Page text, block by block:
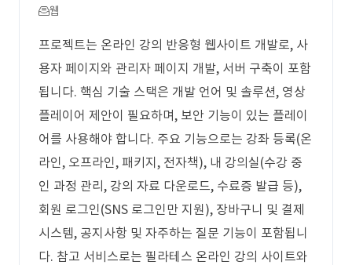
웹
프로젝트는 온라인 강의 반응형 웹사이트 개발로, 사
용자 페이지와 관리자 페이지 개발, 서버 구축이 포함
됩니다. 핵심 기술 스택은 개발 언어 및 솔루션, 영상
플레이어 제안이 필요하며, 보안 기능이 있는 플레이
어를 사용해야 합니다. 주요 기능으로는 강좌 등록(온
라인, 오프라인, 패키지, 전자책), 내 강의실(수강 중
인 과정 관리, 강의 자료 다운로드, 수료증 발급 등),
회원 로그인(SNS 로그인만 지원), 장바구니 및 결제
시스템, 공지사항 및 자주하는 질문 기능이 포함됩니
다. 참고 서비스로는 필라테스 온라인 강의 사이트와